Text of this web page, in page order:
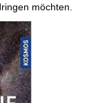
möchten.